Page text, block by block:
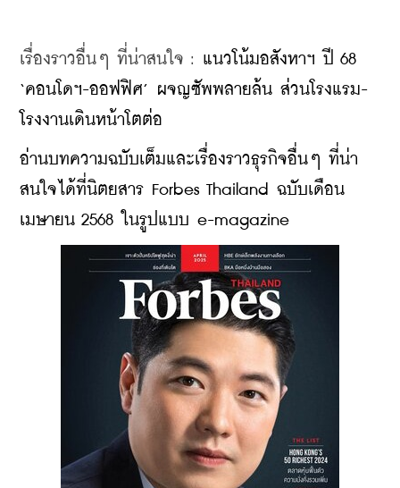
เรื่องราวอื่นๆ ที่น่าสนใจ : แนวโน้มอสังหาฯ ปี 68
‘คอนโดฯ-ออฟฟิศ’ ผจญซัพพลายล้น ส่วนโรงแรม-
โรงงานเดินหน้าโตต่อ
อ่านบทความฉบับเต็มและเรื่องราวธุรกิจอื่นๆ ที่น่า
สนใจได้ที่นิตยสาร Forbes Thailand ฉบับเดือน
เมษายน 2568 ในรูปแบบ e-magazine